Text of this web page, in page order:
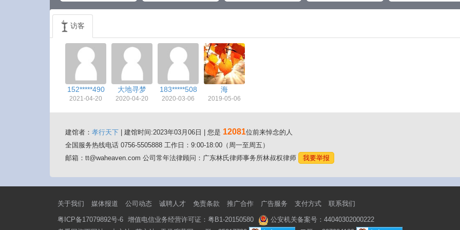
访客
152*****490
2021-04-20
大地寻梦
2020-04-20
183*****508
2020-03-06
海
2019-05-06
建馆者： 孝行天下 | 建馆时间:2023年03月06日 | 您是 12081位前来悼念的人
全国服务热线电话 0756-5505888 工作日：9:00-18:00（周一至周五）
邮箱：tt@waheaven.com 公司常年法律顾问：广东林氏律师事务所林叔权律师
我要举报
关于我们 媒体报道 公司动态 诚聘人才 免责条款 推广合作 广告服务 支付方式 联系我们
粤ICP备17079892号-6 增值电信业务经营许可证：粤B1-20150580
公安机关备案号：44040302000222